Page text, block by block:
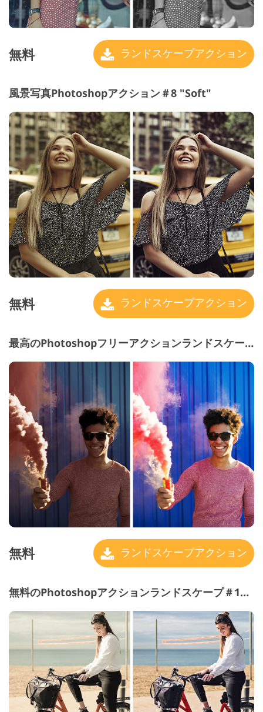
無料 ランドスケープアクション
風景写真Photoshopアクション＃8 "Soft"
無料 ランドスケープアクション
最高のPhotoshopフリーアクションランドスケープ＃9 "Dramatic Style"
無料 ランドスケープアクション
無料のPhotoshopアクションランドスケープ＃10 "Hard Contrast"